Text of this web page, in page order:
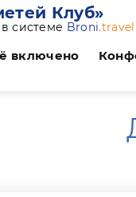
Клуб»
системе Broni.travel
включено